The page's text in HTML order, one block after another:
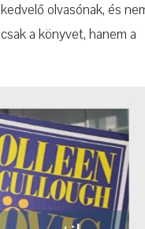
kedvelő olvasónak, és
csak a könyvet, hanem a